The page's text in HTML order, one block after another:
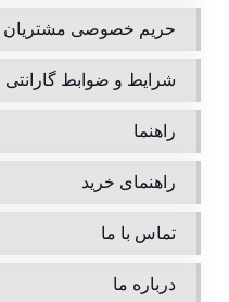
حریم خصوصی مشتریان
شرایط و ضوابط گارانتی
راهنما
راهنمای خرید
تماس با ما
درباره ما